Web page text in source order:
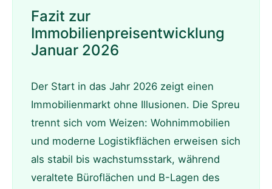
Fazit zur
Immobilienpreisentwicklung
Januar 2026
Der Start in das Jahr 2026 zeigt einen
Immobilienmarkt ohne Illusionen. Die Spreu
trennt sich vom Weizen: Wohnimmobilien
und moderne Logistikflächen erweisen sich
als stabil bis wachstumsstark, während
veraltete Büroflächen und B-Lagen des